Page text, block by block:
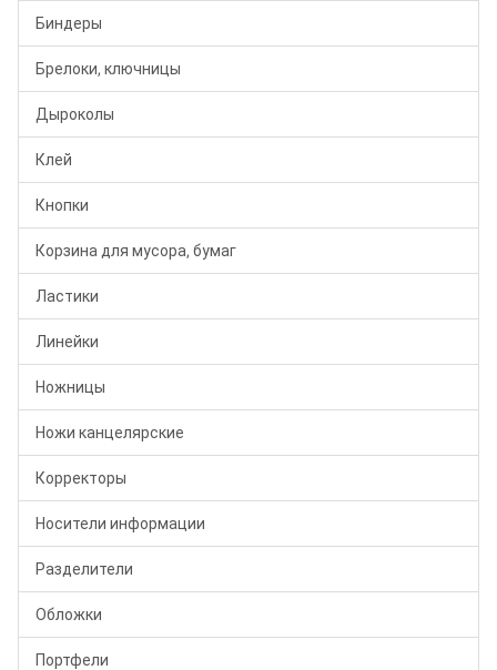
Биндеры
Брелоки, ключницы
Дыроколы
Клей
Кнопки
Корзина для мусора, бумаг
Ластики
Линейки
Ножницы
Ножи канцелярские
Корректоры
Носители информации
Разделители
Обложки
Портфели